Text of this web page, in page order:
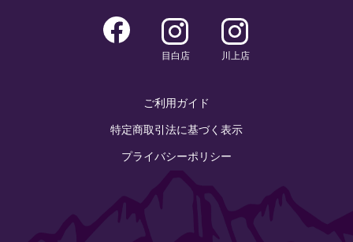
目白店 川上店
ご利用ガイド
特定商取引法に基づく表示
プライバシーポリシー